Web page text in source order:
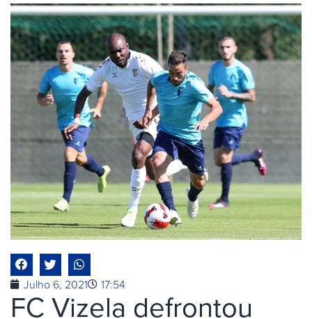
Julho 6, 2021 17:54
FC Vizela defrontou